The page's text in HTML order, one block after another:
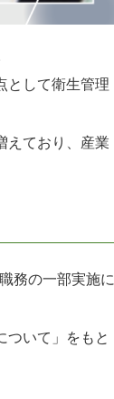
として衛生管理
えており、産業
務の一部実施に
ついて」をもと